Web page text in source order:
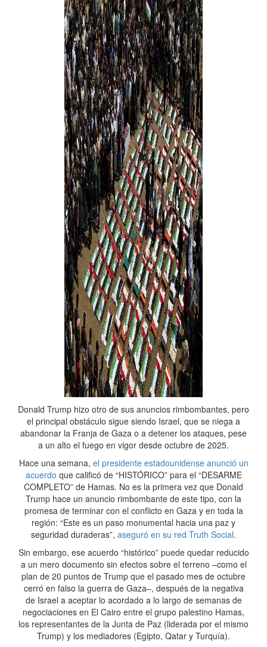
Donald Trump hizo otro de sus anuncios rimbombantes, pero
el principal obstáculo sigue siendo Israel, que se niega a
abandonar la Franja de Gaza o a detener los ataques, pese
a un alto el fuego en vigor desde octubre de 2025.
Hace una semana, el presidente estadounidense anunció un
acuerdo que calificó de “HISTÓRICO” para el “DESARME
COMPLETO” de Hamas. No es la primera vez que Donald
Trump hace un anuncio rimbombante de este tipo, con la
promesa de terminar con el conflicto en Gaza y en toda la
región: “Este es un paso monumental hacia una paz y
seguridad duraderas”, aseguró en su red Truth Social.
Sin embargo, ese acuerdo “histórico” puede quedar reducido
a un mero documento sin efectos sobre el terreno –como el
plan de 20 puntos de Trump que el pasado mes de octubre
cerró en falso la guerra de Gaza–, después de la negativa
de Israel a aceptar lo acordado a lo largo de semanas de
negociaciones en El Cairo entre el grupo palestino Hamas,
los representantes de la Junta de Paz (liderada por el mismo
Trump) y los mediadores (Egipto, Qatar y Turquía).